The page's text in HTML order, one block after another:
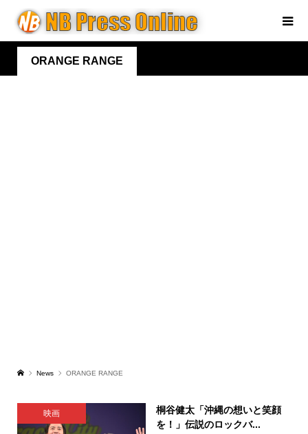
ORANGE RANGE
News ORANGE RANGE
映画
桐谷健太「沖縄の想いと笑顔
を！」伝説のロックバ...